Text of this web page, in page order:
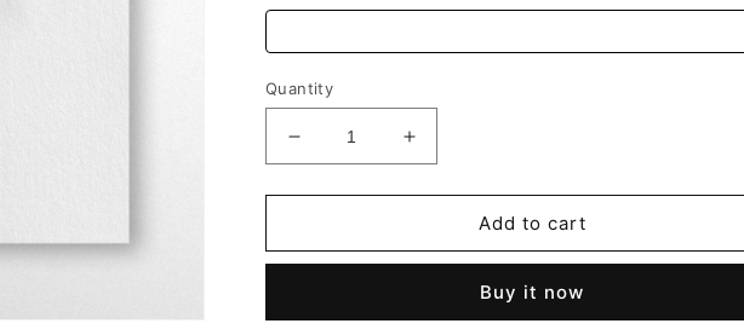
Quantity
Decrease
quantity
for
Shadows
Increase
quantity
for
Shadows
Add to cart
Buy it now